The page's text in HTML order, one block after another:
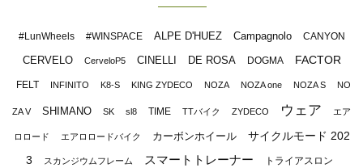
#LunWheels #WINSPACE ALPE D'HUEZ Campagnolo CANYON
CERVELO CerveloP5 CINELLI DE ROSA DOGMA FACTOR
FELT INFINITO K8-S KING ZYDECO NOZA NOZA one NOZA S NO
ZA V SHIMANO SK sl8 TIME TTバイク ZYDECO ウェア エア
ロロード エアロロードバイク カーボンホイール
サイクルモード 202
3
スカンジウムフレーム スマートトレーナー トライアスロン